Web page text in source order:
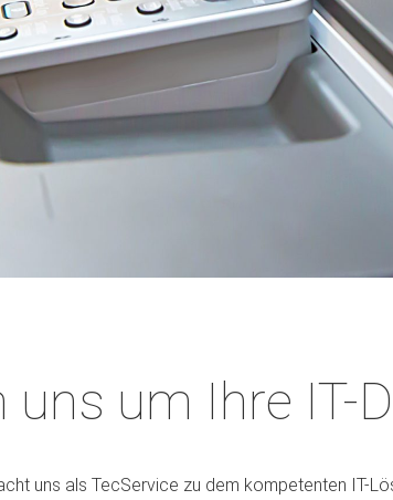
BEI DER
für IT-Systemlösungen. Unser
um Ihre IT-
uns als TecService zu dem kompetenten IT-